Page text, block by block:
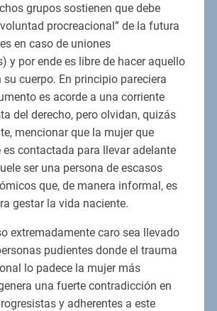
grupos sostienen que debe
procreacional” de la futura
en caso de uniones
y por ende es libre de hacer aquello
su cuerpo. En principio pareciera
es acorde a una corriente
del derecho, pero olvidan, quizás
mencionar que la mujer que
contactada para llevar adelante
ser una persona de escasos
que, de manera informal, es
gestar la vida naciente.
extremadamente caro sea llevado
pudientes donde el trauma
lo padece la mujer más
una fuerte contradicción en
y adherentes a este